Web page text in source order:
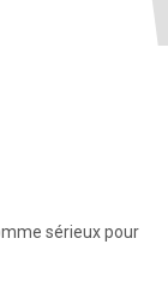
sérieux pour